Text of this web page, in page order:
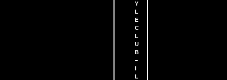
Y
L
E
C
L
U
B
–
I
L